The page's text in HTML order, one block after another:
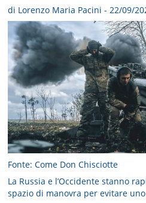
di Lorenzo Maria Pacini - 22/09/
Fonte: Come Don Chisciotte
La Russia e l’Occidente stanno
spazio di manovra per evitare